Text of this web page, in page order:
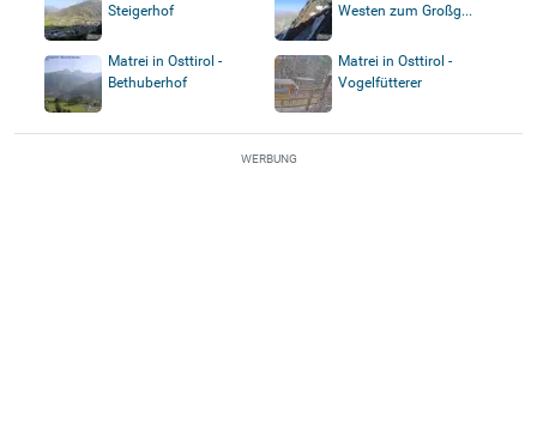
Steigerhof
Westen zum Großg...
Matrei in Osttirol -
Bethuberhof
Matrei in Osttirol -
Vogelfütterer
WERBUNG